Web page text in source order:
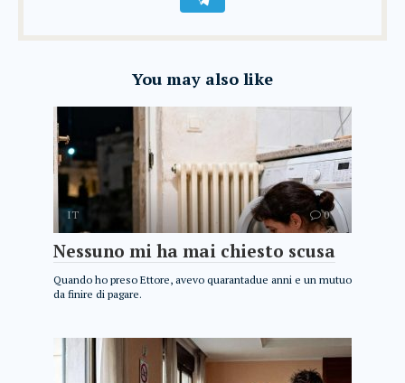
You may also like
IT 0
Nessuno mi ha mai chiesto scusa
Quando ho preso Ettore, avevo quarantadue anni e un mutuo
da finire di pagare.